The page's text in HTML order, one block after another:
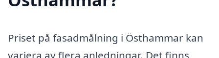
Priset på fasadmålning i Östhammar kan
variera av flera anledningar. Det finns